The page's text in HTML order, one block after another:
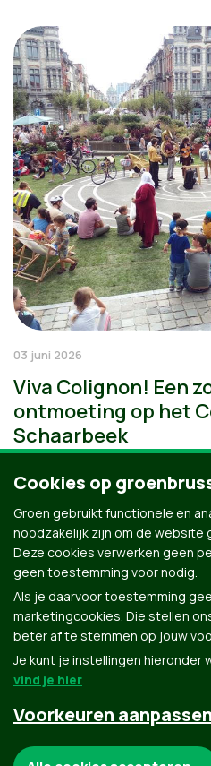
03 juni 2026
Viva Colignon! Een
ontmoeting op het
Schaarbeek
Groen.be
Cookies op
Groen gebruikt functionele en
noodzakelijk zijn om de website
Deze cookies verwerken geen
geen toestemming voor nodig.
Als je daarvoor toestemming
marketingcookies. Die stellen
beter af te stemmen op jouw
Je kunt je instellingen hieronder
vind je hier.
Voorkeuren aanpassen